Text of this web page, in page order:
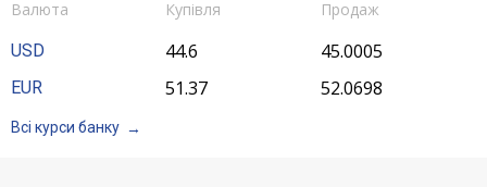
Валюта Купівля
Продаж
USD
44.6 45.0005
EUR 51.37 52.0698
Всі курси банку